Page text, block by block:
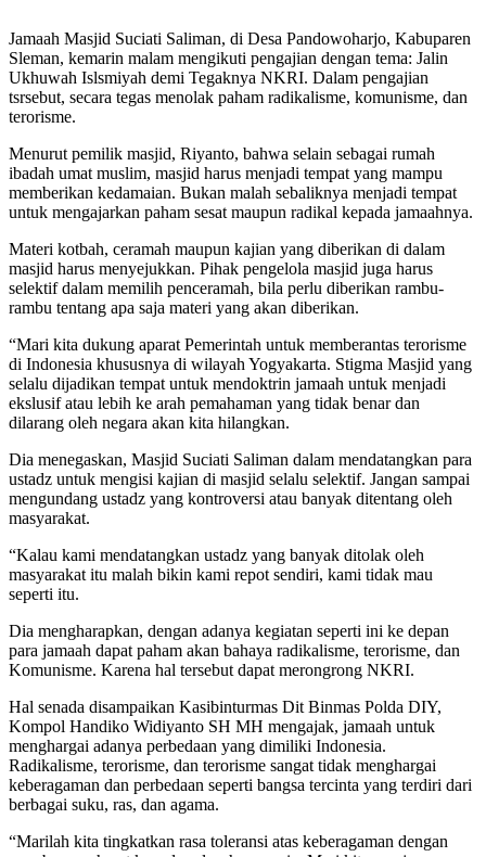
Jamaah Masjid Suciati Saliman, di Desa Pandowoharjo, Kabuparen
Sleman, kemarin malam mengikuti pengajian dengan tema: Jalin
Ukhuwah Islsmiyah demi Tegaknya NKRI. Dalam pengajian
tsrsebut, secara tegas menolak paham radikalisme, komunisme, dan
terorisme.
Menurut pemilik masjid, Riyanto, bahwa selain sebagai rumah
ibadah umat muslim, masjid harus menjadi tempat yang mampu
memberikan kedamaian. Bukan malah sebaliknya menjadi tempat
untuk mengajarkan paham sesat maupun radikal kepada jamaahnya.
Materi kotbah, ceramah maupun kajian yang diberikan di dalam
masjid harus menyejukkan. Pihak pengelola masjid juga harus
selektif dalam memilih penceramah, bila perlu diberikan rambu-
rambu tentang apa saja materi yang akan diberikan.
“Mari kita dukung aparat Pemerintah untuk memberantas terorisme
di Indonesia khususnya di wilayah Yogyakarta. Stigma Masjid yang
selalu dijadikan tempat untuk mendoktrin jamaah untuk menjadi
ekslusif atau lebih ke arah pemahaman yang tidak benar dan
dilarang oleh negara akan kita hilangkan.
Dia menegaskan, Masjid Suciati Saliman dalam mendatangkan para
ustadz untuk mengisi kajian di masjid selalu selektif. Jangan sampai
mengundang ustadz yang kontroversi atau banyak ditentang oleh
masyarakat.
“Kalau kami mendatangkan ustadz yang banyak ditolak oleh
masyarakat itu malah bikin kami repot sendiri, kami tidak mau
seperti itu.
Dia mengharapkan, dengan adanya kegiatan seperti ini ke depan
para jamaah dapat paham akan bahaya radikalisme, terorisme, dan
Komunisme. Karena hal tersebut dapat merongrong NKRI.
Hal senada disampaikan Kasibinturmas Dit Binmas Polda DIY,
Kompol Handiko Widiyanto SH MH mengajak, jamaah untuk
menghargai adanya perbedaan yang dimiliki Indonesia.
Radikalisme, terorisme, dan terorisme sangat tidak menghargai
keberagaman dan perbedaan seperti bangsa tercinta yang terdiri dari
berbagai suku, ras, dan agama.
“Marilah kita tingkatkan rasa toleransi atas keberagaman dengan